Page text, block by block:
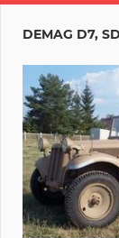
DEMAG D7,